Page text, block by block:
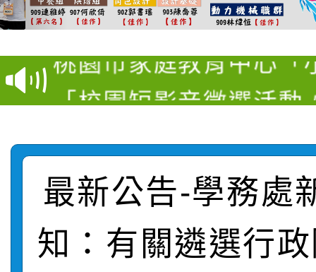
學年度第1學期第7次代
結果(第11招)
【甄選結果(第3招)】
學年度第1學期第9次代
結果(第3招)
桃園市家庭教育中心「
程資訊」、「暑期親子
絕-親子共學同樂會」
站幸福系列講座及成長
報，惠請貴機關(學校)
「校園短影音徵選活動
踴躍報名參加
115學年度新生補報到
結果
【甄選結果(第10招)】
學年度第1學期第7次代
【甄選結果(第2招)】
最新公告-學務處
知：有關遴選行